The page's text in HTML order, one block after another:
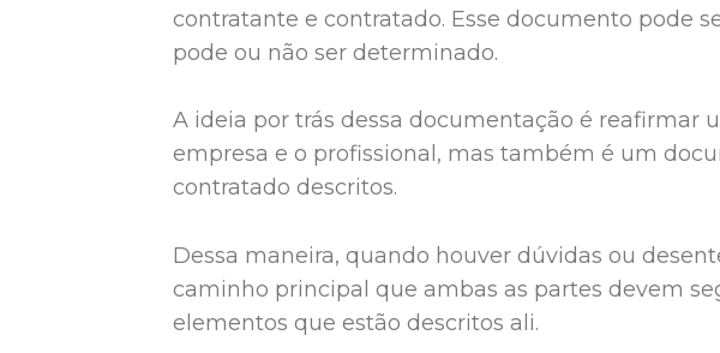
contratante e contratado. Esse documento pode
pode ou não ser determinado.
A ideia por trás dessa documentação é reafirmar
empresa e o profissional, mas também é um
contratado descritos.
Dessa maneira, quando houver dúvidas ou
caminho principal que ambas as partes devem
elementos que estão descritos ali.